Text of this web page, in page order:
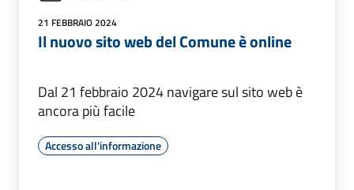
21 FEBBRAIO 2024
Il nuovo sito web del Comune è online
Dal 21 febbraio 2024 navigare sul sito web è
ancora più facile
Accesso all'informazione